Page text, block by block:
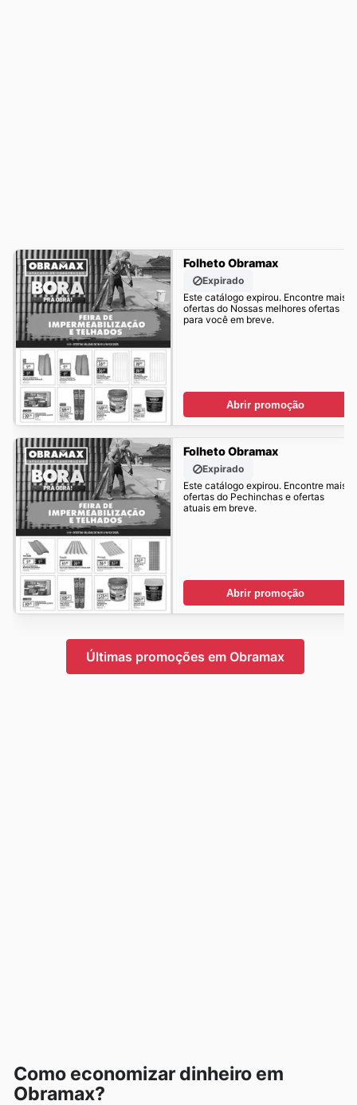
Folheto Obramax
Expirado
Este catálogo expirou. Encontre mais
ofertas do Nossas melhores ofertas
para você em breve.
Abrir promoção
Folheto Obramax
Expirado
Este catálogo expirou. Encontre mais
ofertas do Pechinchas e ofertas
atuais em breve.
Abrir promoção
Últimas promoções em Obramax
Como economizar dinheiro em
Obramax?